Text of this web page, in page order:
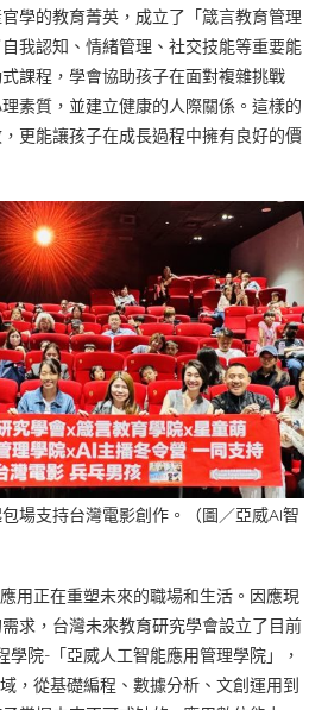
學的教育菁英，成立了「箴言教育管理
我認知、情緒管理、社交技能等重要能
課程，學會協助孩子在面對複雜挑戰
素質，並建立健康的人際關係。這樣的
更能讓孩子在成長過程中擁有良好的價
場支持台灣電影創作。（圖／亞威AI智
用正在重塑未來的職場和生活。因應現
求，台灣未來教育研究學會設立了目前
學院-「亞威人工智能應用管理學院」，
，從基礎編程、數據分析、文創運用到